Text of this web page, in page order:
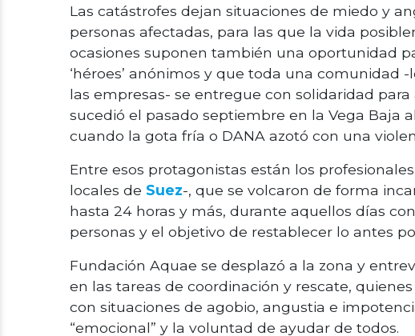
Las catástrofes dejan situaciones de miedo y
personas afectadas, para las que la vida
ocasiones suponen también una oportunidad
‘héroes’ anónimos y que toda una comunidad
las empresas- se entregue con solidaridad
sucedió el pasado septiembre en la Vega Baja
cuando la gota fría o DANA azotó con una
Entre esos protagonistas están los
locales de Suez-, que se volcaron de forma
hasta 24 horas y más, durante aquellos días
personas y el objetivo de restablecer lo antes
Fundación Aquae se desplazó a la zona y
en las tareas de coordinación y rescate,
con situaciones de agobio, angustia e
“emocional” y la voluntad de ayudar de todos.